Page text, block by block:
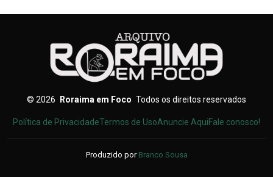
© 2026 Roraima em Foco Todos os direitos reservados
Política de PrivacidadeTermos de UsoAnuncie AquiFale conosco!
Produzido por Branco Sousa